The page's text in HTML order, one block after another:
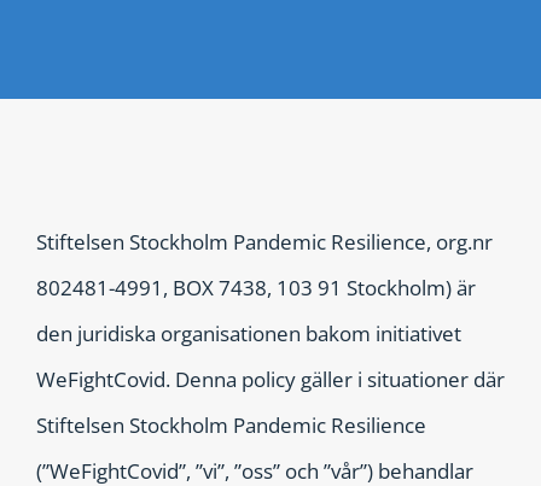
Stiftelsen Stockholm Pandemic Resilience, org.nr
802481-4991, BOX 7438, 103 91 Stockholm) är
den juridiska organisationen bakom initiativet
WeFightCovid. Denna policy gäller i situationer där
Stiftelsen Stockholm Pandemic Resilience
(”WeFightCovid”, ”vi”, ”oss” och ”vår”) behandlar